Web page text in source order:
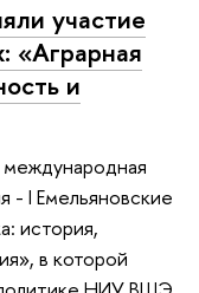
участие
«Аграрная
и
- I Емельяновские
история,
в которой